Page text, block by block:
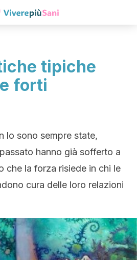
tipiche
forti
lo sono sempre state,
hanno già sofferto a
che la forza risiede in chi le
cura delle loro relazioni